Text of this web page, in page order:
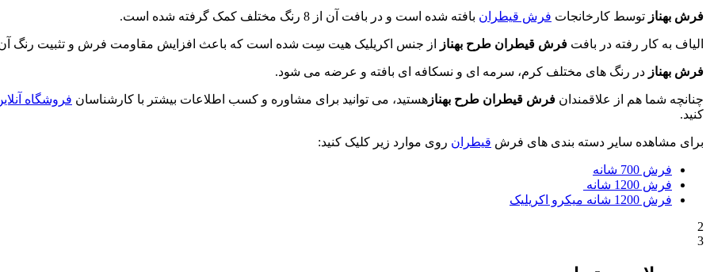
فرش بهناز توسط کارخانجات فرش قیطران بافته شده است و در بافت آن از 8 رنگ مختلف کمک گرفته شده است.
الیاف به کار رفته در بافت فرش قیطران طرح بهناز از جنس اکریلیک هیت سِت شده است که باعث افزایش مقاومت فرش و تثبیت رنگ
فرش بهناز در رنگ های مختلف کرم، سرمه ای و نسکافه ای بافته و عرضه می شود.
چنانچه شما هم از علاقمندان فرش قیطران طرح بهناز هستید، می توانید برای مشاوره و کسب اطلاعات بیشتر با کارشناسان فروشگاه
کنید.
برای مشاهده سایر دسته بندی های فرش قیطران روی موارد زیر کلیک کنید:
فرش 700 شانه
فرش 1200 شانه
فرش 1200 شانه میکرو اکریلیک
2
3